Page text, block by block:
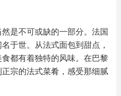
是不可或缺的一部分。法国
于世。从法式面包到甜点，
都有着独特的风味。在巴黎
宗的法式菜肴，感受那细腻